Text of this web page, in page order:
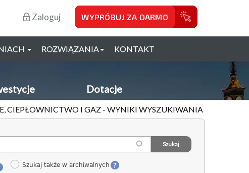
Zaloguj WYPRÓBUJ ZA DARMO
ROZWIĄZANIA KONTAKT
Dotacje
CIEPŁOWNICTWO I GAZ - WYNIKI WYSZUKIWANIA
Szukaj także w archiwalnych